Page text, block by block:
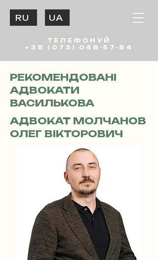
ТЕЛЕФОНУЙ
+38 (073) 048-57-84
UA
RU
РЕКОМЕНДОВАНІ
АДВОКАТИ
ВАСИЛЬКОВА
АДВОКАТ МОЛЧАНОВ
ОЛЕГ ВІКТОРОВИЧ